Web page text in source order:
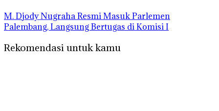
M. Djody Nugraha Resmi Masuk Parlemen
Palembang, Langsung Bertugas di Komisi I
Rekomendasi untuk kamu